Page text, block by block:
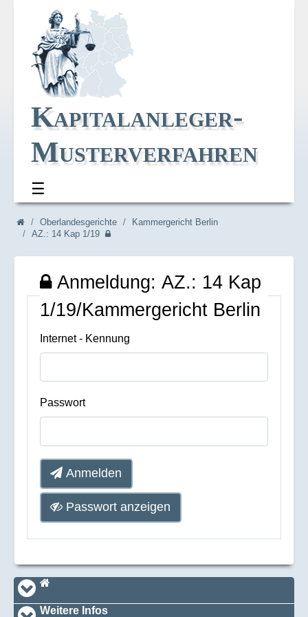
Kapitalanleger-
Musterverfahren
☰
Navi_breadcrum
Oberlandesgerichte
Kammergericht Berlin
AZ.: 14 Kap 1/19
Anmeldung: AZ.: 14 Kap
1/19/Kammergericht Berlin
Internet - Kennung
Passwort
Anmelden
Passwort anzeigen
Navi_footer
Startseite
Weitere Infos